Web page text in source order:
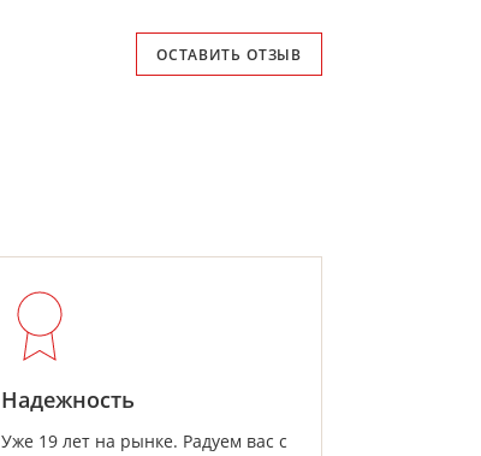
ОСТАВИТЬ ОТЗЫВ
Надежность
Уже 19 лет на рынке. Радуем вас с